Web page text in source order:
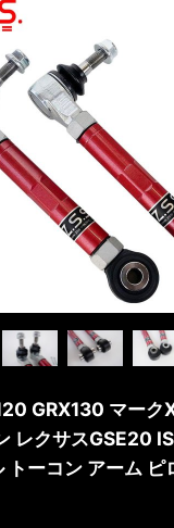
GRX130 マーク
レクサスGSE20
トーコン アーム ピ